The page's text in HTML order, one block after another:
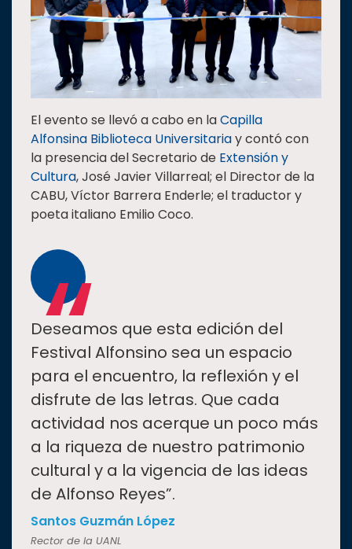
Universiada
Nacional
El evento se llevó a cabo en laCapilla
Alfonsina Biblioteca Universitariay contó con
la presencia del Secretario de Extensión y
Cultura, José Javier Villarreal; el Director de la
CABU, Víctor Barrera Enderle; el traductor y
poeta italiano Emilio Coco.
“
Deseamos que esta edición del
Festival Alfonsino sea un espacio
para el encuentro, la reflexión y el
disfrute de las letras. Que cada
actividad nos acerque un poco más
a la riqueza de nuestro patrimonio
cultural y a la vigencia de las ideas
de Alfonso Reyes”.
Santos Guzmán López
Rector de la UANL